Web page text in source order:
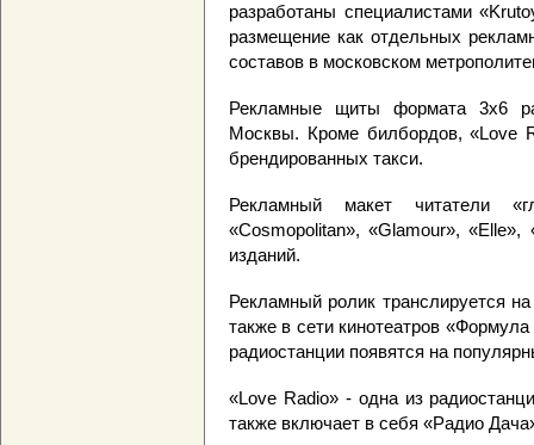
разработаны специалистами
размещение как отдельных
составов в московском
Рекламные щиты формата 3х6
Москвы. Кроме билбордов, «Love
брендированных такси.
Рекламный макет читатели
«Cosmopolitan», «Glamour»,
изданий.
Рекламный ролик транслируется
также в сети кинотеатров
радиостанции появятся на
«Love Radio» - одна из
также включает в себя «Радио